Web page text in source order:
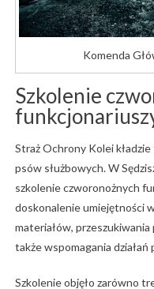
Komenda
Szkolenie
StrażOchrony Koleikładzie
psów służbowych.W
szkolenieczworonożnych
doskonalenieumiejętności
materiałów, przeszukiwania
takżewspomagania działań
Szkolenieobjęło zarówno